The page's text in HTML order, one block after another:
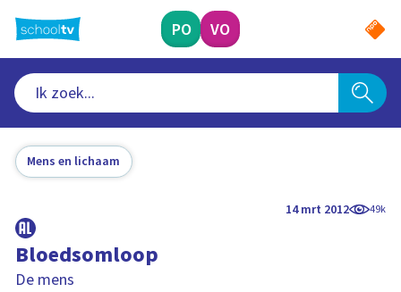
naar
hoofdinhoud
PO VO
Mens en lichaam
14 mrt 2012 49k
Bloedsomloop
De mens